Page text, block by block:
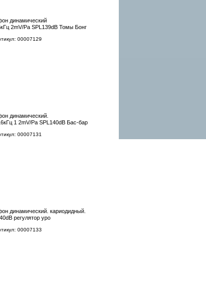
динамический
2mV/Pa SPL139dB Томы Бонг
00007129
динамический.
1 2mV/Pa SPL140dB Бас-бар
00007131
динамический. кариодидный.
регулятор уро
00007133